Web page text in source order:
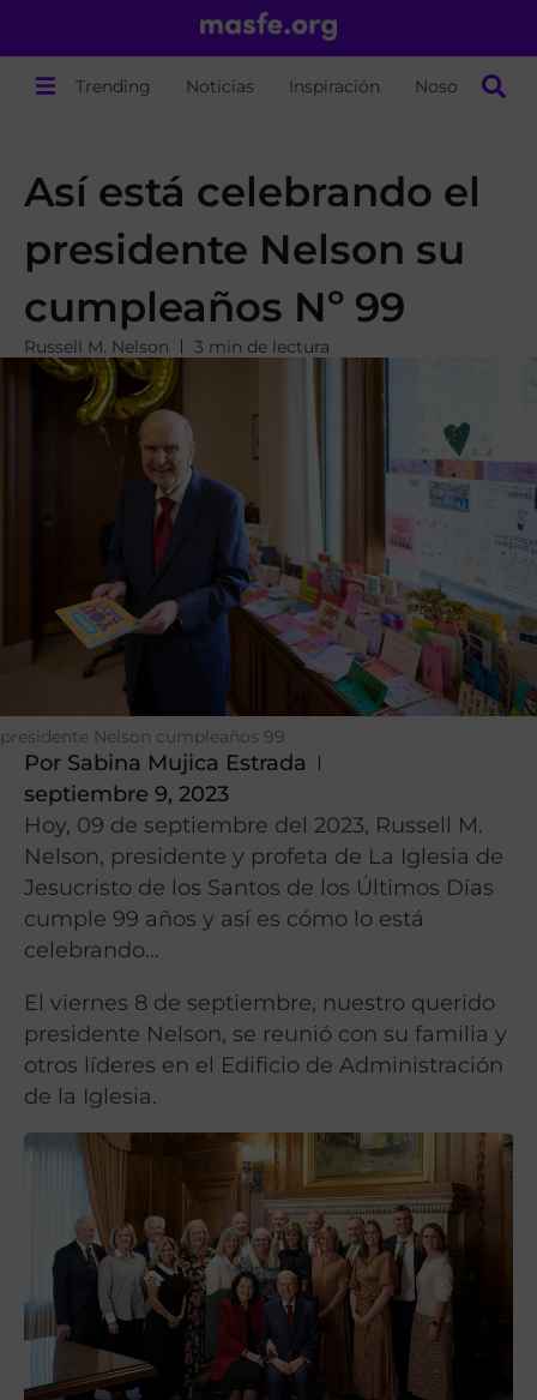
Trending Noticias Inspiración Nosotros
Así está celebrando el
presidente Nelson su
cumpleaños Nº 99
Russell M. Nelson 3 min de lectura
presidente Nelson cumpleaños 99
Por Sabina Mujica Estrada
septiembre 9, 2023
Hoy, 09 de septiembre del 2023, Russell M.
Nelson, presidente y profeta de La Iglesia de
Jesucristo de los Santos de los Últimos Días
cumple 99 años y así es cómo lo está
celebrando…
El viernes 8 de septiembre, nuestro querido
presidente Nelson, se reunió con su familia y
otros líderes en el Edificio de Administración
de la Iglesia.